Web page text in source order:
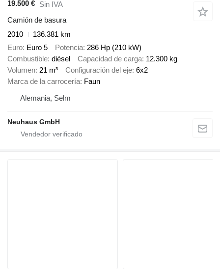
19.500 € Sin IVA
Camión de basura
2010
136.381 km
Euro Euro 5 Potencia 286 Hp (210 kW)
Combustible diésel Capacidad de carga 12.300 kg
Volumen 21 m³ Configuración del eje 6x2
Marca de la carrocería Faun
Alemania, Selm
Neuhaus GmbH